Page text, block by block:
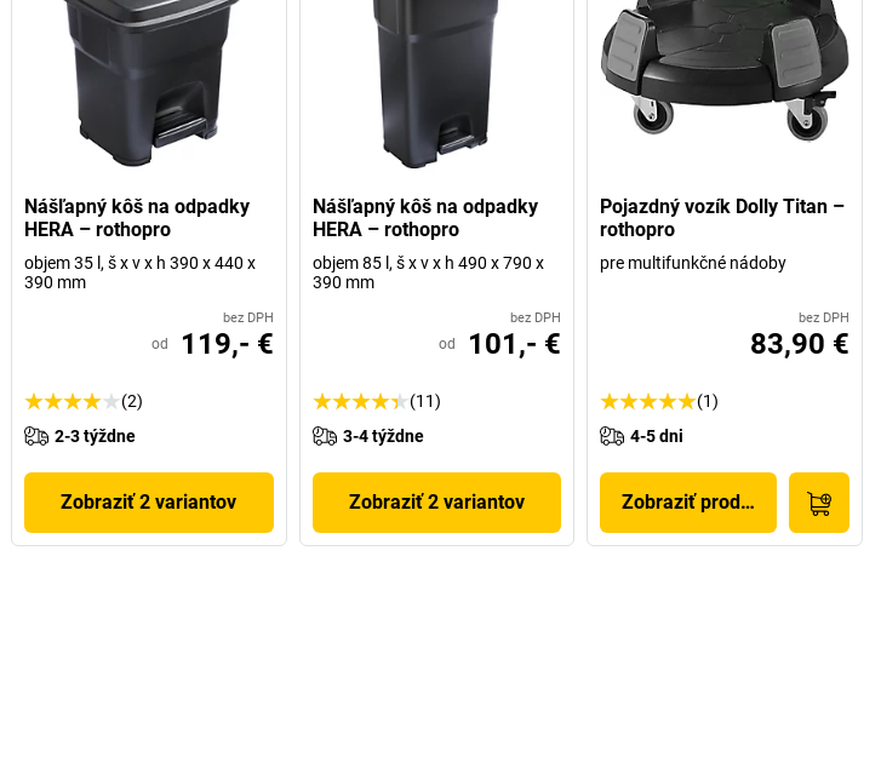
Nášľapný kôš na odpadky
HERA – rothopro
objem 35 l, š x v x h 390 x 440 x
390 mm
bez DPH
od 119,- €
(2)
2-3 týždne
Zobraziť 2 variantov
Nášľapný kôš na odpadky
HERA – rothopro
objem 85 l, š x v x h 490 x 790 x
390 mm
bez DPH
od 101,- €
(11)
3-4 týždne
Zobraziť 2 variantov
Pojazdný vozík Dolly Titan –
rothopro
pre multifunkčné nádoby
bez DPH
83,90 €
(1)
4-5 dni
Zobraziť produkt